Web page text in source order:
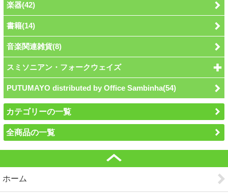
楽器(42)
書籍(14)
音楽関連雑貨(8)
スミソニアン・フォークウェイズ
PUTUMAYO distributed by Office Sambinha(54)
カテゴリーの一覧
全商品の一覧
ホーム